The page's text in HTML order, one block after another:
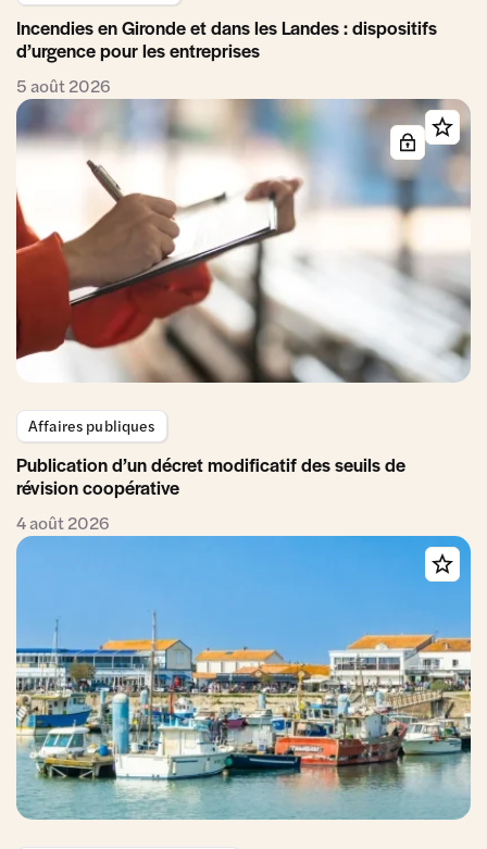
Incendies en Gironde et dans les Landes : dispositifs
d’urgence pour les entreprises
5 août 2026
Affaires publiques
Publication d’un décret modificatif des seuils de
révision coopérative
4 août 2026